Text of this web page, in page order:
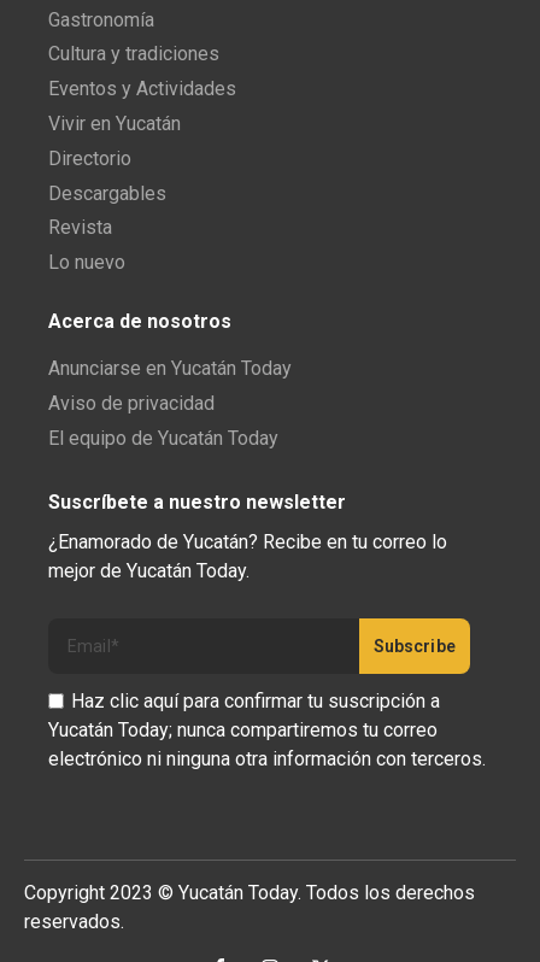
Gastronomía
Cultura y tradiciones
Eventos y Actividades
Vivir en Yucatán
Directorio
Descargables
Revista
Lo nuevo
Acerca de nosotros
Anunciarse en Yucatán Today
Aviso de privacidad
El equipo de Yucatán Today
Suscríbete a nuestro newsletter
¿Enamorado de Yucatán? Recibe en tu correo lo
mejor de Yucatán Today.
Haz clic aquí para confirmar tu suscripción a
Yucatán Today; nunca compartiremos tu correo
electrónico ni ninguna otra información con terceros.
Copyright 2023 © Yucatán Today. Todos los derechos
reservados.